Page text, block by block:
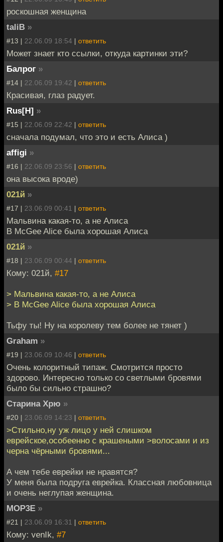
роскошная женщина
taliB »
#13 | 22.06.09 18:54 | ответить
Может знает кто ссылки, откуда картинки эти?
Балрог »
#14 | 22.06.09 19:42 | ответить
Красивая, глаз радует.
Rus[H] »
#15 | 22.06.09 22:42 | ответить
сначала подумал, что это и есть Алиса )
affigi »
#16 | 22.06.09 23:56 | ответить
она высока вроде)
021й »
#17 | 23.06.09 00:41 | ответить
Мальвина какая-то, а не Алиса
В McGee Alice была хорошая Алиса
021й »
#18 | 23.06.09 00:44 | ответить
Кому: 021й, #17
> Мальвина какая-то, а не Алиса
> В McGee Alice была хорошая Алиса
Тьфу ты! Ну на королеву тем более не тянет )
Graham »
#19 | 23.06.09 10:46 | ответить
Очень колоритный типаж. Смотрится просто
здорово. Интересно только со светлыми бровями
было бы сильно страшно?
Старина Хрю »
#20 | 23.06.09 14:23 | ответить
>Стильно,ну уж лицо у ней слишком
еврейское,особеенно с крашеными >волосами и из
черна чёрными бровями...
А чем тебе еврейки не нравятся?
У меня была подруга еврейка. Классная любовница
и очень неглупая женщина.
MOP3E »
#21 | 23.06.09 16:31 | ответить
Кому: venIk, #7